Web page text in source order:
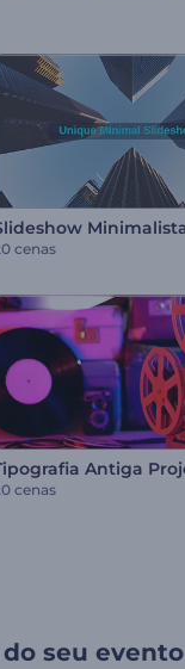
cenas
cenas
seu evento